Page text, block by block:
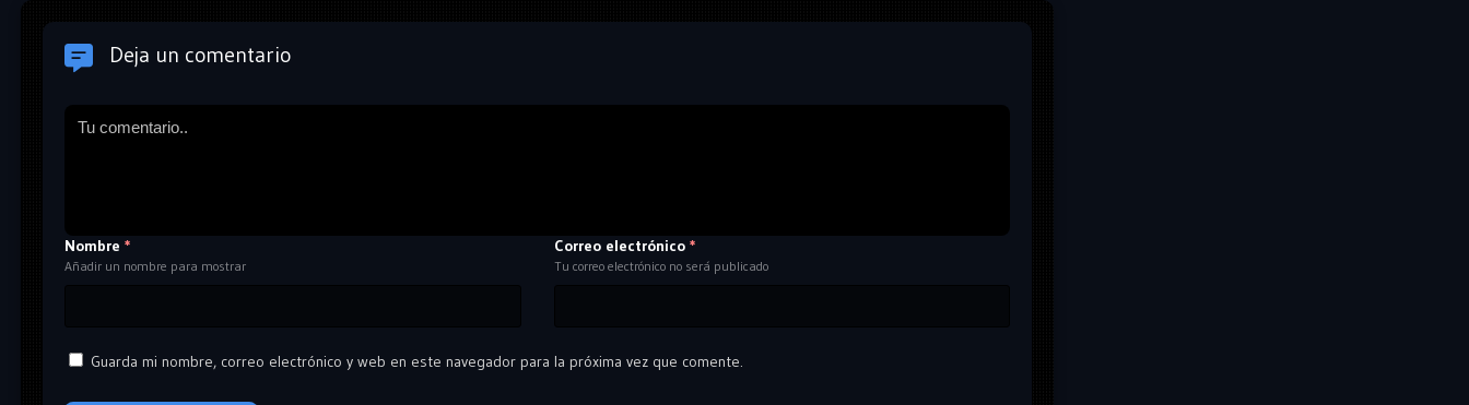
Deja un comentario
Nombre *
Añadir un nombre para mostrar
Correo electrónico *
Tu correo electrónico no será publicado
Guarda mi nombre, correo electrónico y web en este navegador para la próxima vez que comente.